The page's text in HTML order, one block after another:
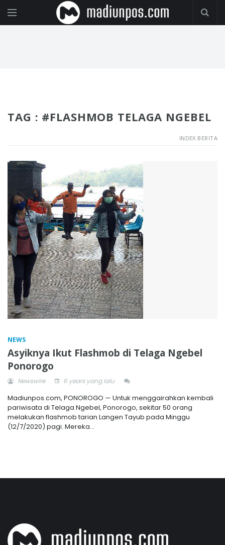
TAG : #FLASHMOB TELAGA NGEBEL
INDEX BERITA
NEWS
Asyiknya Ikut Flashmob di Telaga Ngebel
Ponorogo
Newswire 6 years yang lalu
Madiunpos.com, PONOROGO — Untuk menggairahkan kembali
pariwisata di Telaga Ngebel, Ponorogo, sekitar 50 orang
melakukan flashmob tarian Langen Tayub pada Minggu
(12/7/2020) pagi. Mereka...